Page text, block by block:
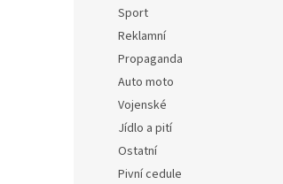
Sport
Reklamní
Propaganda
Auto moto
Vojenské
Jídlo a pití
Ostatní
Pivní cedule